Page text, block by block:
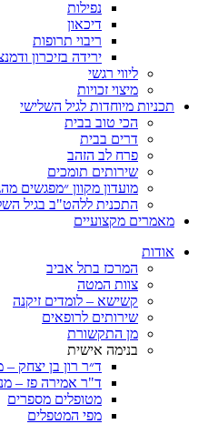
ריבוי תרופות
ירידה בזיכרון ודמנציה
מיצוי זכויות
מיוחדות לגיל השלישי
הכי טוב בבית
דרים בבית
פרח לב הזהב
שירותים תומכים
מועדון מקוון ״מפגשים מהגיל השלישי״
התכנית ללהט"ב בגיל השלישי
מקצועיים
המרכז בתל אביב
צוות המטה
קשישא – לומדים זיקנה
שירותים לרופאים
מן התקשורת
בנימה אישית
ד״ר רון בן יצחק – מנהל רפואי
ד"ר אמירה פז – מנכ"ל
מטופלים מספרים
מפי המטפלים